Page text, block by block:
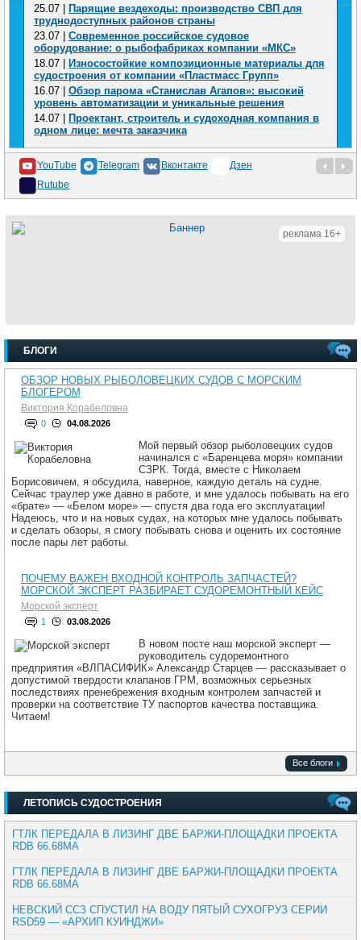
25.07 |
Парящие вездеходы: производство СВП для
труднодоступных районов страны
23.07 | Современное российское судовое
оборудование: о рыбофабриках компании «МКС»
18.07 |
Износостойкие композиционные материалы для
судостроения от компании «Пластмасс Групп»
16.07 | Обзор парома «Станислав Агапов»: высокий
уровень автоматизации и уникальные решения
14.07 |
Проектант, строитель и судоходная компания в
одном лице: мечта заказчика
YouTube Telegram Вконтакте
Дзен
Rutube
реклама 16+
БЛОГИ
ОБЗОР НОВЫХ РЫБОЛОВЕЦКИХ СУДОВ С МОРСКИМ
БЛОГЕРОМ
Виктория Корабеловна
0 04.08.2026
Мой первый обзор рыболовецких судов
начинался с «Баренцева моря» компании
СЗРК. Тогда, вместе с Николаем
Борисовичем, я обсудила, наверное, каждую деталь на судне.
Сейчас траулер уже давно в работе, и мне удалось побывать на его
«брате» — «Белом море» — спустя два года его эксплуатации!
Надеюсь, что и на новых судах, на которых мне удалось побывать
и сделать обзоры, я смогу побывать снова и оценить их состояние
после пары лет работы.
ПОЧЕМУ ВАЖЕН ВХОДНОЙ КОНТРОЛЬ ЗАПЧАСТЕЙ?
МОРСКОЙ ЭКСПЕРТ РАЗБИРАЕТ СУДОРЕМОНТНЫЙ КЕЙС
Морской эксперт
1 03.08.2026
В новом посте наш морской эксперт —
руководитель судоремонтного
предприятия «ВЛПАСИФИК» Александр Старцев — рассказывает о
допустимой твердости клапанов ГРМ, возможных серьезных
последствиях пренебрежения входным контролем запчастей и
проверки на соответствие ТУ паспортов качества поставщика.
Читаем!
Все блоги
ЛЕТОПИСЬ СУДОСТРОЕНИЯ
ГТЛК ПЕРЕДАЛА В ЛИЗИНГ ДВЕ БАРЖИ-ПЛОЩАДКИ ПРОЕКТА
RDB 66.68МА
ГТЛК ПЕРЕДАЛА В ЛИЗИНГ ДВЕ БАРЖИ-ПЛОЩАДКИ ПРОЕКТА
RDB 66.68МА
НЕВСКИЙ ССЗ СПУСТИЛ НА ВОДУ ПЯТЫЙ СУХОГРУЗ СЕРИИ
RSD59 — «АРХИП КУИНДЖИ»